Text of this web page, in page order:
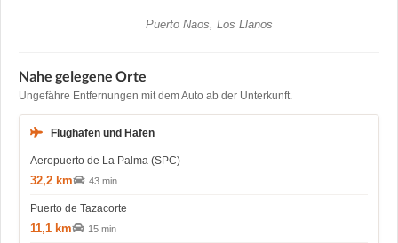
Puerto Naos, Los Llanos
Nahe gelegene Orte
Ungefähre Entfernungen mit dem Auto ab der Unterkunft.
Flughafen und Hafen
Aeropuerto de La Palma (SPC)
32,2 km 43 min
Puerto de Tazacorte
11,1 km 15 min